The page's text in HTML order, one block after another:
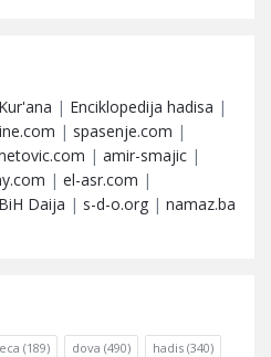
| Enciklopedija hadisa |
| spasenje.com |
| amir-smajic |
| el-asr.com |
Daija | s-d-o.org | namaz.ba
(189) dova (490) hadis (340)